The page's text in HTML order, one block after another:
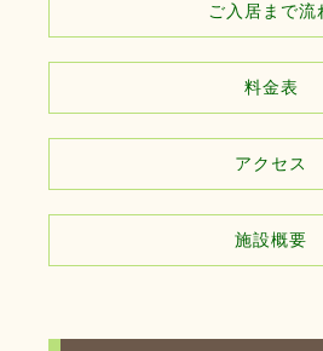
ご入居まで流
料金表
アクセス
施設概要